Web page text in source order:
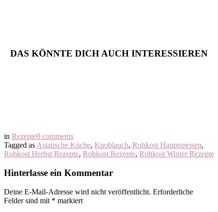
DAS KÖNNTE DICH AUCH INTERESSIEREN
in Rezepte0 comments
Tagged as Asiatische Küche, Knoblauch, Rohkost Hauptspeisen,
Rohkost Herbst Rezepte, Rohkost Rezepte, Rohkost Winter Rezepte
Hinterlasse ein Kommentar
Deine E-Mail-Adresse wird nicht veröffentlicht. Erforderliche
Felder sind mit * markiert